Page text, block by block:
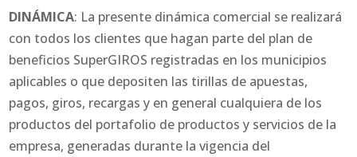
DINÁMICA: La presente dinámica comercial se realizará
con todos los clientes que hagan parte del plan de
beneficios SuperGIROS registradas en los municipios
aplicables o que depositen las tirillas de apuestas,
pagos, giros, recargas y en general cualquiera de los
productos del portafolio de productos y servicios de la
empresa, generadas durante la vigencia del